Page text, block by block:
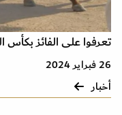
تعرفوا على الفائز بكأس
26 فبراير 2024
أخبار